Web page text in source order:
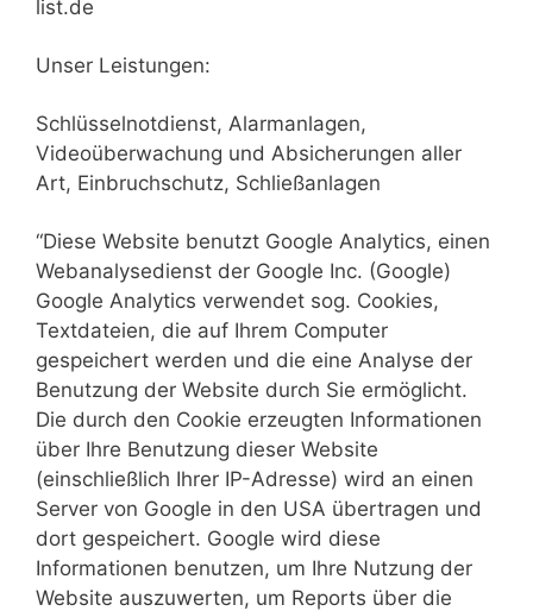
list.de
Unser Leistungen:
Schlüsselnotdienst, Alarmanlagen,
Videoüberwachung und Absicherungen aller
Art, Einbruchschutz, Schließanlagen
“Diese Website benutzt Google Analytics, einen
Webanalysedienst der Google Inc. (Google)
Google Analytics verwendet sog. Cookies,
Textdateien, die auf Ihrem Computer
gespeichert werden und die eine Analyse der
Benutzung der Website durch Sie ermöglicht.
Die durch den Cookie erzeugten Informationen
über Ihre Benutzung dieser Website
(einschließlich Ihrer IP-Adresse) wird an einen
Server von Google in den USA übertragen und
dort gespeichert. Google wird diese
Informationen benutzen, um Ihre Nutzung der
Website auszuwerten, um Reports über die